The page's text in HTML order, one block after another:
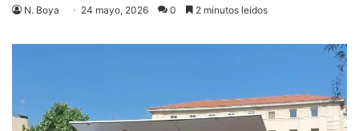
N. Boya 24 mayo, 2026 0 2 minutos leídos